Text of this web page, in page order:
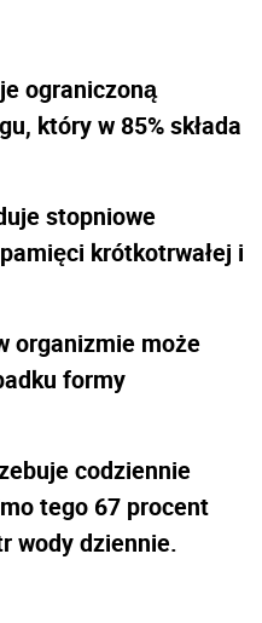
ograniczoną
który w 85% składa
stopniowe
krótkotrwałej i
organizmie może
formy
codziennie
tego 67 procent
wody dziennie.